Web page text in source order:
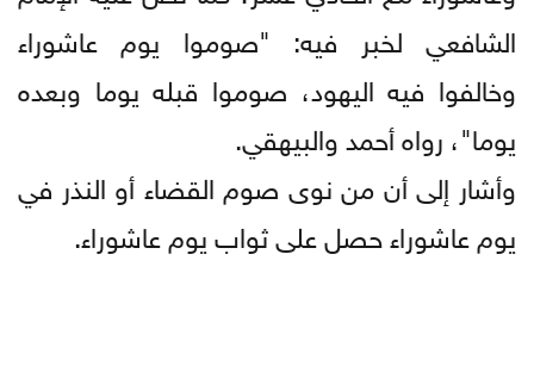
الشافعي لخبر فيه: "صوموا يوم عاشوراء
وخالفوا فيه اليهود، صوموا قبله يوما وبعده
يوما"، رواه أحمد والبيهقي.
وأشار إلى أن من نوى صوم القضاء أو النذر في
يوم عاشوراء حصل على ثواب يوم عاشوراء.